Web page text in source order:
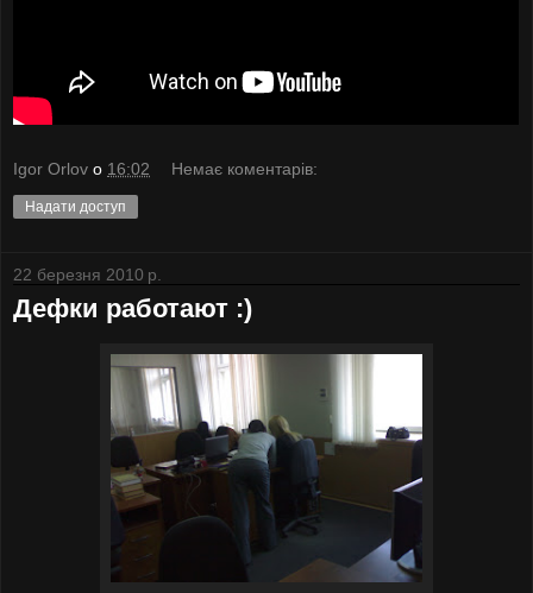
Igor Orlov о 16:02 Немає коментарів:
Надати доступ
22 березня 2010 р.
Дефки работают :)